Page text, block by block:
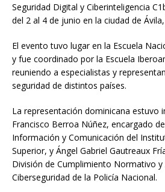
Seguridad Digital y Ciberinteligencia
del 2 al 4 de junio en la ciudad de
El evento tuvo lugar en la Escuela
y fue coordinado por la Escuela
reuniendo a especialistas y
seguridad de distintos países.
La representación dominicana estuvo
Francisco Berroa Núñez, encargado
Información y Comunicación del
Superior, y Ángel Gabriel Gautreaux
División de Cumplimiento Normativo y
Ciberseguridad de la Policía Nacional.